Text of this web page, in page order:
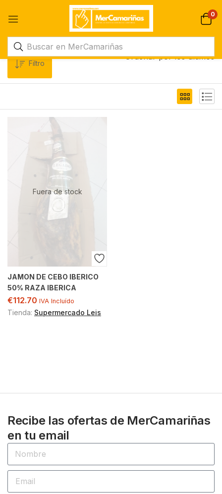
0
Filtro
Ordenar por los últimos
Fuera de stock
JAMON DE CEBO IBERICO
50% RAZA IBERICA
€112.70 IVA Incluído
Tienda: Supermercado Leis
Recibe las ofertas de MerCamariñas
en tu email